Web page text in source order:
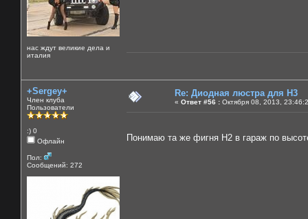
нас ждут великие дела и
италия
+Sergey+
Член клуба
Пользователи
:) 0
Офлайн
Пол:
Сообщений: 272
Re: Диодная люстра для Н3
« Ответ #56 : Октября 08, 2013,
Понимаю та же фигня Н2 в гараж по